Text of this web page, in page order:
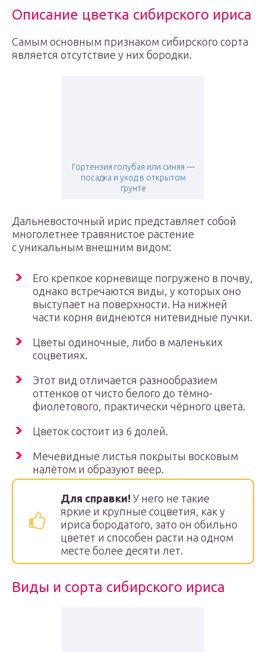
Описание цветка сибирского ириса
Самым основным признаком сибирского сорта
является отсутствие у них бородки.
Гортензия голубая или синяя —
посадка и уход в открытом
грунте
Дальневосточный ирис представляет собой
многолетнее травянистое растение
с уникальным внешним видом:
Его крепкое корневище погружено в почву,
однако встречаются виды, у которых оно
выступает на поверхности. На нижней
части корня виднеются нитевидные пучки.
Цветы одиночные, либо в маленьких
соцветиях.
Этот вид отличается разнообразием
оттенков от чисто белого до тёмно-
фиолетового, практически чёрного цвета.
Цветок состоит из 6 долей.
Мечевидные листья покрыты восковым
налётом и образуют веер.
Для справки! У него не такие
яркие и крупные соцветия, как у
ириса бородатого, зато он обильно
цветет и способен расти на одном
месте более десяти лет.
Виды и сорта сибирского ириса